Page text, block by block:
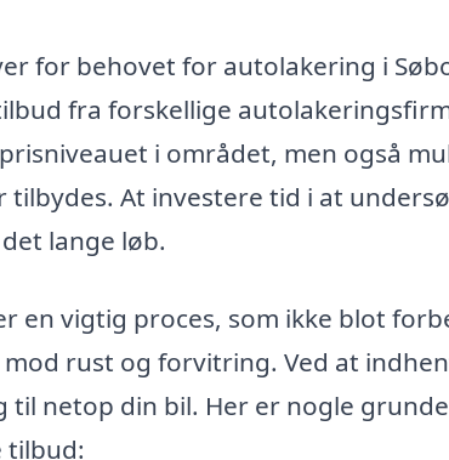
for behovet for autolakering i
fra forskellige
i området, men også
tilbydes. At investere tid i at
lange løb.
en vigtig proces, som ikke blot
rust og forvitring. Ved at
til netop din bil. Her er nogle
tilbud: